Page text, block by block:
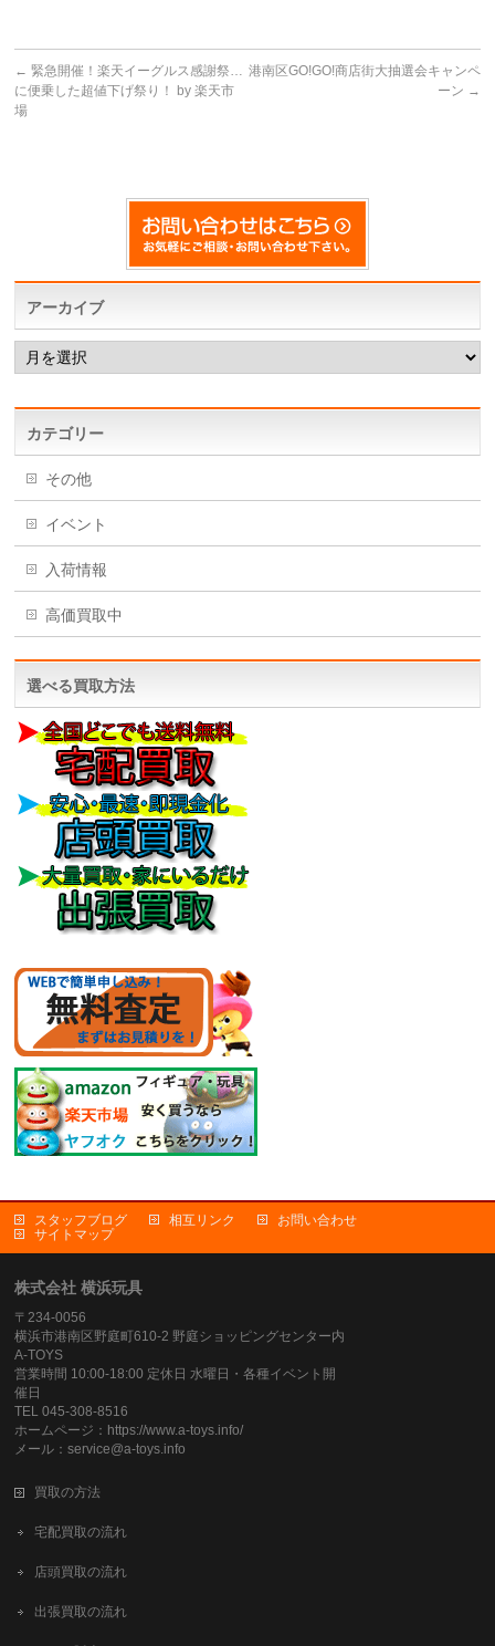
← 緊急開催！楽天イーグルス感謝祭…
に便乗した超値下げ祭り！ by 楽天市
場
港南区GO!GO!商店街大抽選会キャンペ
ーン →
アーカイブ
ア
ー
カ
カテゴリー
その他
イベント
入荷情報
高価買取中
選べる買取方法
スタッフブログ 相互リンク
お問い合わせ
サイトマップ
株式会社 横浜玩具
〒234-0056
横浜市港南区野庭町610-2 野庭ショッピングセンター内
A-TOYS
営業時間 10:00-18:00 定休日 水曜日・各種イベント開
催日
TEL 045-308-8516
ホームページ：https://www.a-toys.info/
メール：service@a-toys.info
買取の方法
宅配買取の流れ
店頭買取の流れ
出張買取の流れ